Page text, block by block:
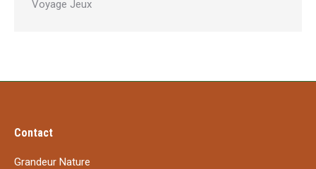
Voyage Jeux
Contact
Grandeur Nature